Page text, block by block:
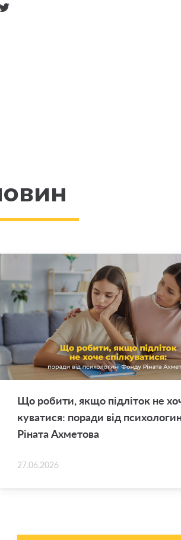
Що ро­би­ти, якщо під­лі­ток не
ку­ва­ти­ся: по­ра­ди від
Рі­на­та Ахме­то­ва
27.06.2026